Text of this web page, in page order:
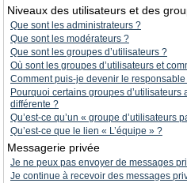
Niveaux des utilisateurs et des
Que sont les administrateurs ?
Que sont les modérateurs ?
Que sont les groupes d’utilisateurs ?
Où sont les groupes d’utilisateurs et
Comment puis-je devenir le responsable
Pourquoi certains groupes
différente ?
Qu’est-ce qu’un « groupe d’utilisateurs
Qu’est-ce que le lien « L’équipe » ?
Messagerie privée
Je ne peux pas envoyer de messages
Je continue à recevoir des messages